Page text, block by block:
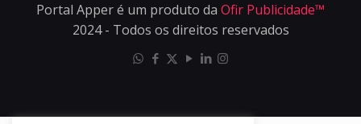
Portal Apper é um produto da Ofir Publicidade™
2024 - Todos os direitos reservados